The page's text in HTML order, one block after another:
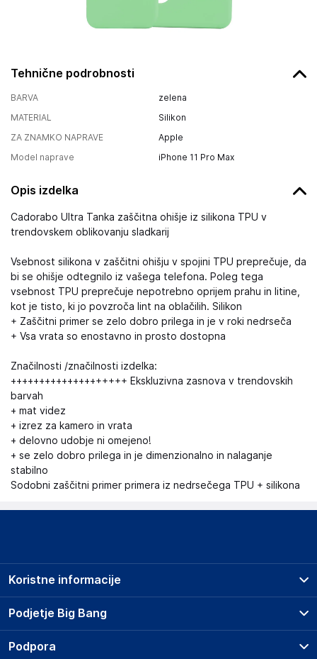
Tehnične podrobnosti
BARVA
zelena
MATERIAL
Silikon
ZA ZNAMKO NAPRAVE
Apple
Model naprave
iPhone 11 Pro Max
Opis izdelka
Cadorabo Ultra Tanka zaščitna ohišje iz silikona TPU v
trendovskem oblikovanju sladkarij
Vsebnost silikona v zaščitni ohišju v spojini TPU preprečuje, da
bi se ohišje odtegnilo iz vašega telefona. Poleg tega
vsebnost TPU preprečuje nepotrebno oprijem prahu in litine,
kot je tisto, ki jo povzroča lint na oblačilih. Silikon
+ Zaščitni primer se zelo dobro prilega in je v roki nedrseča
+ Vsa vrata so enostavno in prosto dostopna
Značilnosti /značilnosti izdelka:
++++++++++++++++++++ Ekskluzivna zasnova v trendovskih
barvah
+ mat videz
+ izrez za kamero in vrata
+ delovno udobje ni omejeno!
+ se zelo dobro prilega in je dimenzionalno in nalaganje
stabilno
Sodobni zaščitni primer primera iz nedrsečega TPU + silikona
Podjetje Big Bang
O podjetju
Koristne informacije
Prodajna mesta
Storitve
Podpora